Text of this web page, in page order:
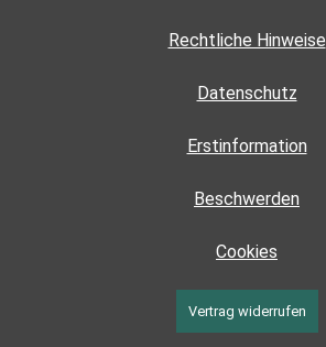
Rechtliche Hinweise
Datenschutz
Erstinformation
Beschwerden
Cookies
Vertrag widerrufen